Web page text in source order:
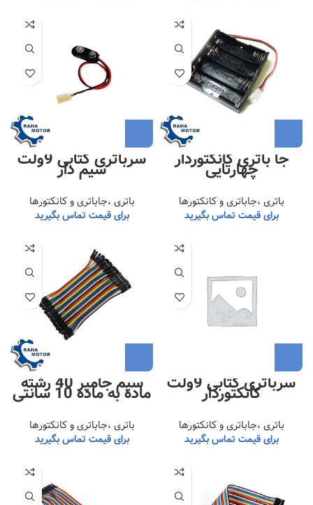
جا باتری کانکتوردار
چهارتایی
باتری ،جاباتری و کانکتورها
برای قیمت تماس بگیرید
سرباتری کتابی 9ولت سیم دار
باتری ،جاباتری و کانکتورها
برای قیمت تماس بگیرید
سرباتری کتابی 9ولت کانکتوردار
باتری ،جاباتری و کانکتورها
برای قیمت تماس بگیرید
سیم جامپر 40 رشته ماده به ماده 10 سانتی
باتری ،جاباتری و کانکتورها
برای قیمت تماس بگیرید